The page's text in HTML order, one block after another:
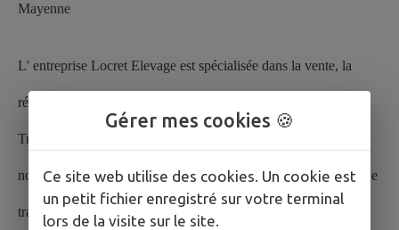
Mayenne
L' entreprise Locret Elevage est spécialisée dans la vente, la
réparation et l’installation de matériel d'élevage en Mayenne.
Très polyvalents et expérimentés, ils peuvent répondre à de
nombreuses demandes comme pour le dépannage de matériel de
traite.
Gérer mes cookies 🍪
Ce site web utilise des cookies. Un cookie est
un petit fichier enregistré sur votre terminal
lors de la visite sur le site.